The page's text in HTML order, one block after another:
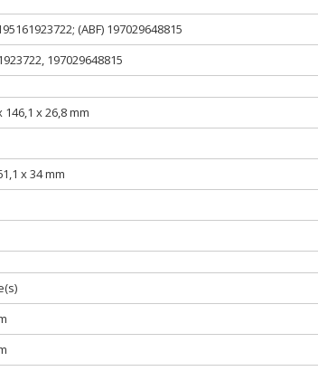
(ABF) 197029648815
197029648815
146,1 x 26,8 mm
x 34 mm